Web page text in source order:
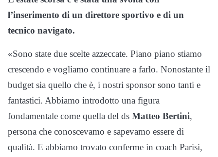
l’inserimento di un direttore sportivo e di un
tecnico navigato.
«Sono state due scelte azzeccate. Piano piano stiamo
crescendo e vogliamo continuare a farlo. Nonostante il
budget sia quello che è, i nostri sponsor sono tanti e
fantastici. Abbiamo introdotto una figura
fondamentale come quella del ds Matteo Bertini,
persona che conoscevamo e sapevamo essere di
qualità. E abbiamo trovato conferme in coach Parisi,